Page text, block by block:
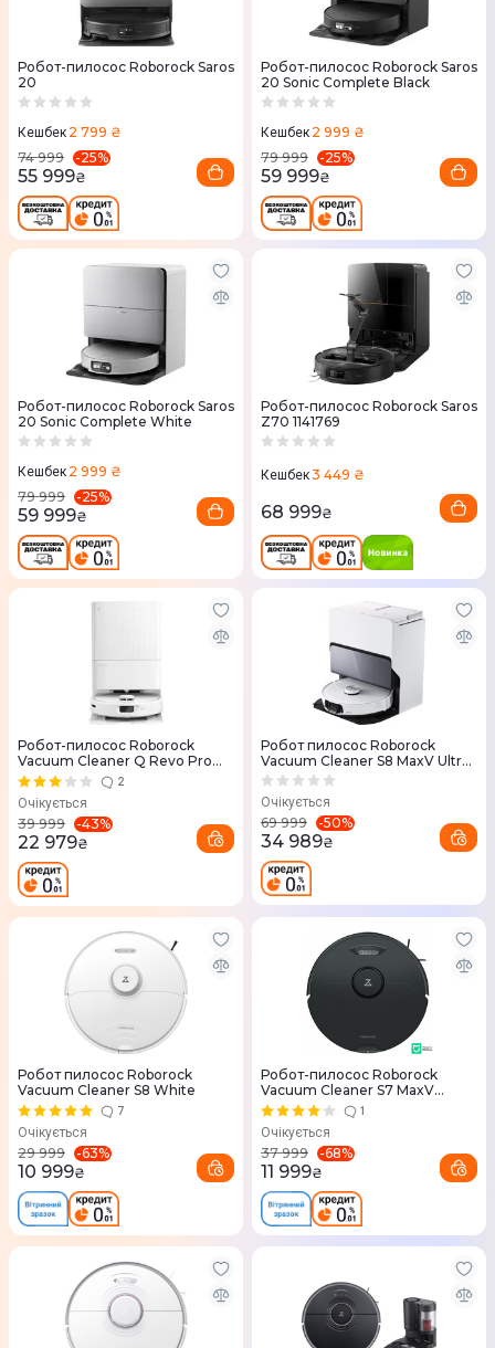
Робот-пилосос Roborock Saros
20
Кешбек 2 799 ₴
74 999
-25%
55 999₴
Робот-пилосос Roborock Saros
20 Sonic Complete Black
Кешбек 2 999 ₴
79 999
-25%
59 999₴
Робот-пилосос Roborock Saros
20 Sonic Complete White
Кешбек 2 999 ₴
79 999
-25%
59 999₴
Робот-пилосос Roborock Saros
Z70 1141769
Кешбек3 449 ₴
68 999₴
Робот-пилосос Roborock
Vacuum Cleaner Q Revo Pro
White QRP02-00
2
Очікується
39 999 -43%
22 979₴
Робот пилосос Roborock
Vacuum Cleaner S8 MaxV Ultra
White
Очікується
69 999 -50%
34 989₴
Робот пилосос Roborock
Vacuum Cleaner S8 White
7
Очікується
29 999 -63%
10 999₴
Робот-пилосос Roborock
Vacuum Cleaner S7 MaxV
(Black) S7M52-00
1
Очікується
37 999 -68%
11 999₴